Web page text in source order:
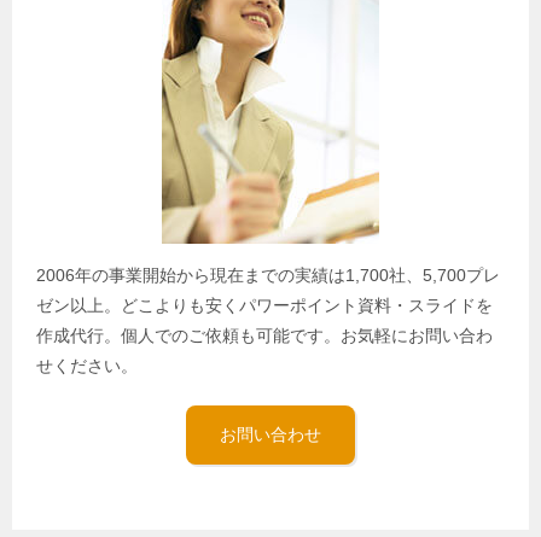
2006年の事業開始から現在までの実績は1,700社、5,700プレ
ゼン以上。どこよりも安くパワーポイント資料・スライドを
作成代行。個人でのご依頼も可能です。お気軽にお問い合わ
せください。
お問い合わせ